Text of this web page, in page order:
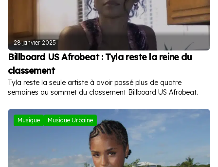
28 janvier 2025
Billboard US Afrobeat : Tyla reste la reine du
classement
Tyla reste la seule artiste à avoir passé plus de quatre
semaines au sommet du classement Billboard US Afrobeat.
Musique Musique Urbaine